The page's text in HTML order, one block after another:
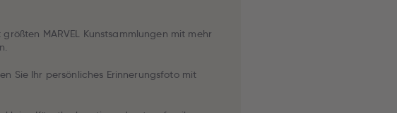
MARVEL Kunstsammlungen mit mehr
Sie Ihr persönliches Erinnerungsfoto mit